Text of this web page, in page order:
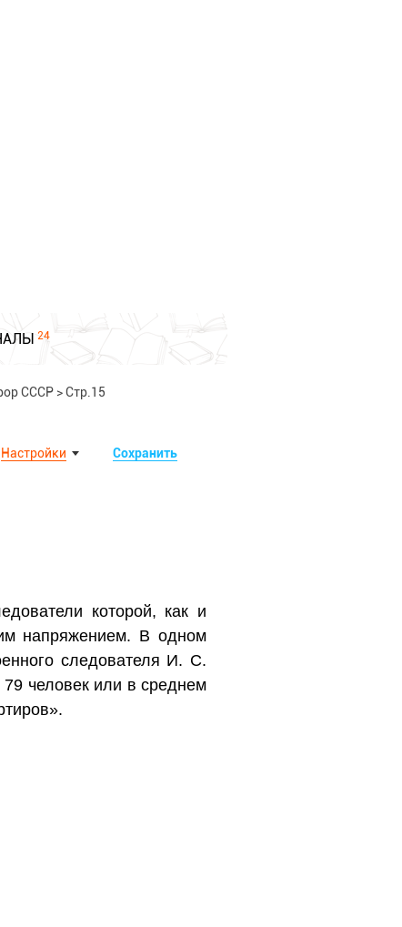
24
СССР >Стр.15
Сохранить
Настройки
которой, как и
напряжением. В одном
следователя И. С.
человек или в среднем